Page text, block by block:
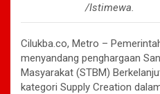
/Istimewa.
Cilukba.co, Metro –
menyandang penghargaan
Masyarakat (STBM)
kategori Supply Creation